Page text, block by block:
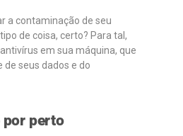
a contaminação de seu
de coisa, certo? Para tal,
em sua máquina, que
seus dados e do
por perto